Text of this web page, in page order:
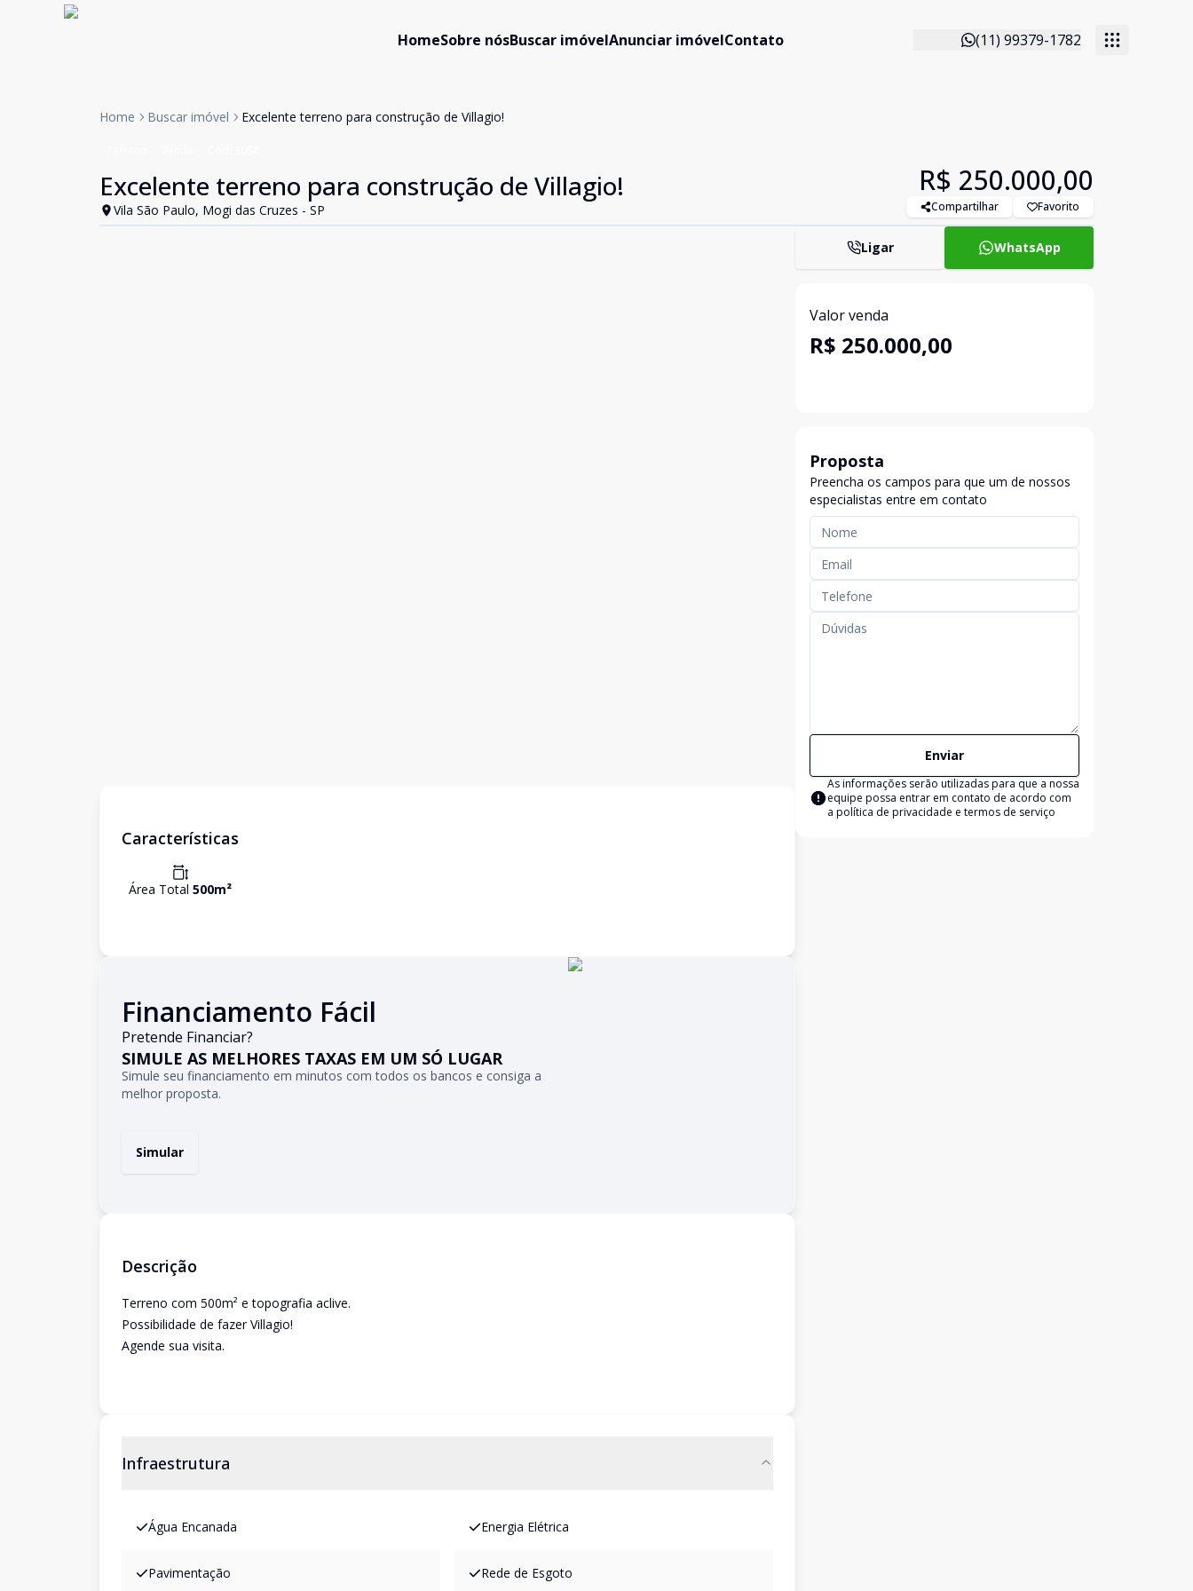
HomeSobre nósBuscar imóvelAnunciar imóvelContato (11) 99379-1782
Home Buscar imóvel Excelente terreno para construção de Villagio!
Excelente terreno para construção de Villagio!
Vila São Paulo, Mogi das Cruzes - SP
R$ 250.000,00
Compartilhar Favorito
Características
Área Total 500m²
Financiamento Fácil
Pretende Financiar?
SIMULE AS MELHORES TAXAS EM UM SÓ LUGAR
Simule seu financiamento em minutos com todos os bancos e consiga a
melhor proposta.
Simular
Descrição
Terreno com 500m² e topografia aclive.
Possibilidade de fazer Villagio!
Agende sua visita.
Infraestrutura
Água Encanada Energia Elétrica
Pavimentação Rede de Esgoto
Ligar WhatsApp
Valor venda
R$ 250.000,00
Proposta
Preencha os campos para que um de nossos
especialistas entre em contato
Enviar
As informações serão utilizadas para que a nossa
equipe possa entrar em contato de acordo com
a política de privacidade e termos de serviço